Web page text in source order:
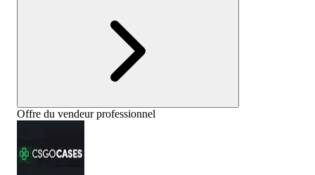
Offre du vendeur professionnel